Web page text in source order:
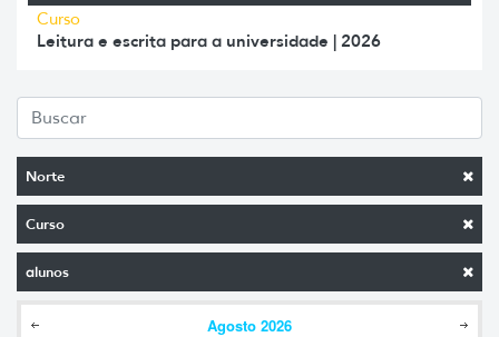
Norte
Curso
alunos
Agosto 2026
Curso
Leitura e escrita para a universidade | 2026